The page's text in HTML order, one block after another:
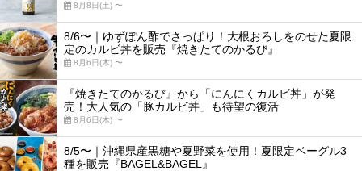
8月8日(土) 〜
8/6〜｜ゆずぽん酢でさっぱり！大根おろしをのせた夏限
定のカルビ丼を販売『焼きたてのかるび』
8月6日(木) 〜
『焼きたてのかるび』から「にんにくカルビ丼」が発
売！大人気の「豚カルビ丼」も待望の復活
8月6日(木) 〜
8/5〜｜沖縄県産黒糖や夏野菜を使用！夏限定ベーグル3
種を販売『BAGEL&BAGEL』